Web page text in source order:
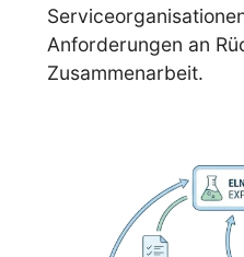
Anforderungen an
Zusammenarbeit.